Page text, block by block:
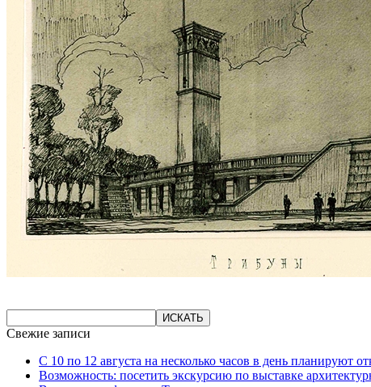
Свежие записи
С 10 по 12 августа на несколько часов в день планируют
Возможность: посетить экскурсию по выставке